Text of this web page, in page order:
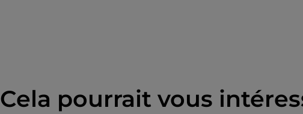
Cela pourrait vous